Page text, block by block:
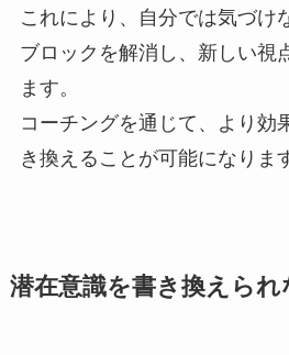
これにより、自分では気づけ
ブロックを解消し、新しい視
ます。
コーチングを通じて、より効
き換えることが可能になりま
潜在意識を書き換えられ